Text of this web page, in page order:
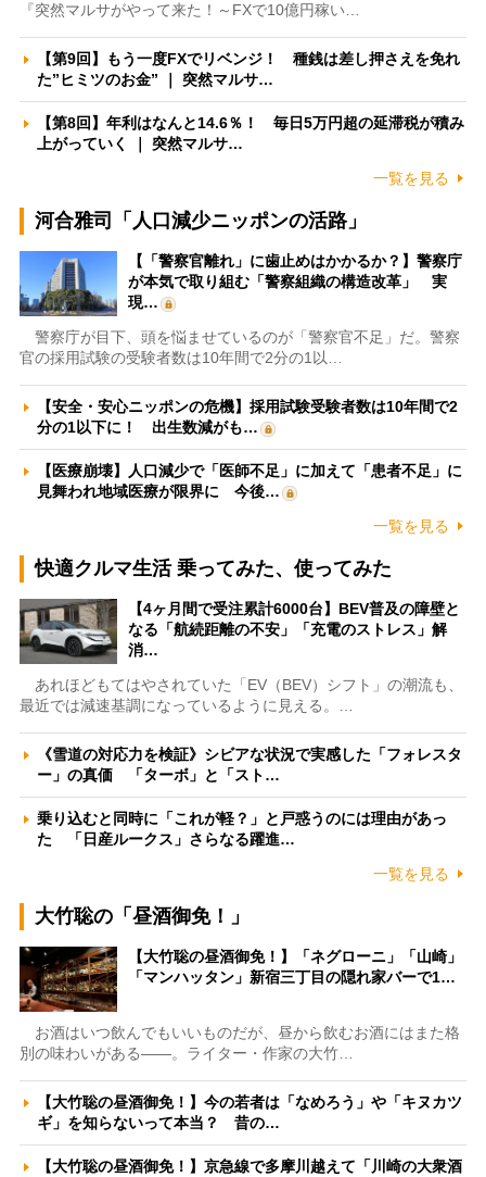
『突然マルサがやって来た！～FXで10億円稼い…
【第9回】もう一度FXでリベンジ！ 種銭は差し押さえを免れ
た”ヒミツのお金” ｜ 突然マルサ…
【第8回】年利はなんと14.6％！ 毎日5万円超の延滞税が積み
上がっていく ｜ 突然マルサ…
一覧を見る
河合雅司「人口減少ニッポンの活路」
【「警察官離れ」に歯止めはかかるか？】警察庁
が本気で取り組む「警察組織の構造改革」 実
現…
警察庁が目下、頭を悩ませているのが「警察官不足」だ。警察
官の採用試験の受験者数は10年間で2分の1以…
【安全・安心ニッポンの危機】採用試験受験者数は10年間で2
分の1以下に！ 出生数減がも…
【医療崩壊】人口減少で「医師不足」に加えて「患者不足」に
見舞われ地域医療が限界に 今後…
一覧を見る
快適クルマ生活 乗ってみた、使ってみた
【4ヶ月間で受注累計6000台】BEV普及の障壁と
なる「航続距離の不安」「充電のストレス」解
消…
あれほどもてはやされていた「EV（BEV）シフト」の潮流も、
最近では減速基調になっているように見える。…
《雪道の対応力を検証》シビアな状況で実感した「フォレスタ
ー」の真価 「ターボ」と「スト…
乗り込むと同時に「これが軽？」と戸惑うのには理由があっ
た 「日産ルークス」さらなる躍進…
一覧を見る
大竹聡の「昼酒御免！」
【大竹聡の昼酒御免！】「ネグローニ」「山崎」
「マンハッタン」新宿三丁目の隠れ家バーで1…
お酒はいつ飲んでもいいものだが、昼から飲むお酒にはまた格
別の味わいがある――。ライター・作家の大竹…
【大竹聡の昼酒御免！】今の若者は「なめろう」や「キヌカツ
ギ」を知らないって本当？ 昔の…
【大竹聡の昼酒御免！】京急線で多摩川越えて「川崎の大衆酒